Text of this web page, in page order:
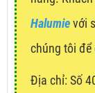
Halumievới
chúng tôi
Địa chỉ: Số